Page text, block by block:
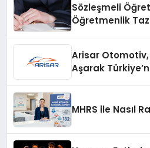
Sözleşmeli
Öğretmenlik
Arisar Otomotiv,
Aşarak
MHRS ile Nasıl